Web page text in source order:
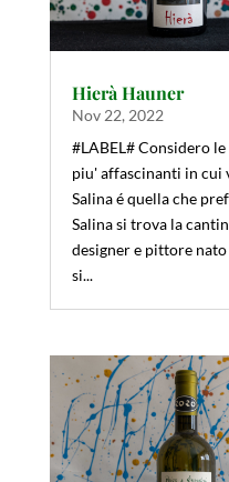
Hierà Hauner
Nov 22, 2022
#LABEL# Considero
piu' affascinanti in cui
Salina é quella che
Salina si trova la
designer e pittore
si...